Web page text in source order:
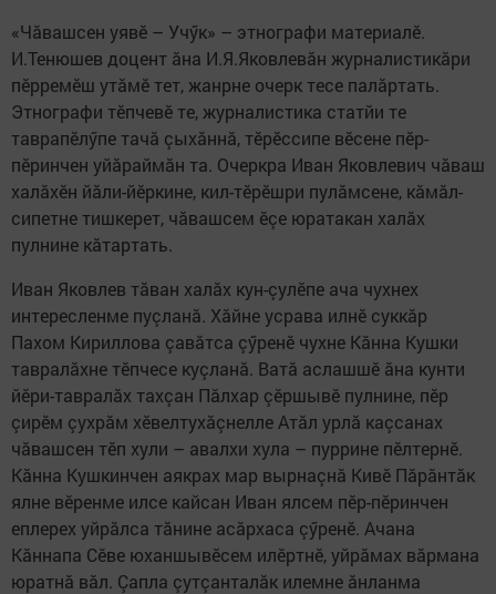
«Чăвашсен уявӗ – Учӳк» – этнографи материалӗ.
И.Тенюшев доцент ăна И.Я.Яковлевăн журналистикăри
пӗрремӗш утăмӗ тет, жанрне очерк тесе палăртать.
Этнографи тӗпчевӗ те, журналистика статйи те
таврапӗлӳпе тачă çыхăннă, тӗрӗссипе вӗсене пӗр-
пӗринчен уйăраймăн та. Очеркра Иван Яковлевич чăваш
халăхӗн йăли-йӗркине, кил-тӗрӗшри пулăмсене, кăмăл-
сипетне тишкерет, чăвашсем ӗçе юратакан халăх
пулнине кăтартать.
Иван Яковлев тăван халăх кун-çулӗпе ача чухнех
интересленме пуçланă. Хăйне усрава илнӗ суккăр
Пахом Кириллова çавăтса çӳренӗ чухне Кăнна Кушки
тавралăхне тӗпчесе куçланă. Ватă аслашшӗ ăна кунти
йӗри-тавралăх тахçан Пăлхар çӗршывӗ пулнине, пӗр
çирӗм çухрăм хӗвелтухăçнелле Атăл урлă каçсанах
чăвашсен тӗп хули – авалхи хула – пуррине пӗлтернӗ.
Кăнна Кушкинчен аякрах мар вырнаçнă Кивӗ Пăрăнтăк
ялне вӗренме илсе кайсан Иван ялсем пӗр-пӗринчен
еплерех уйрăлса тăнине асăрхаса çӳренӗ. Ачана
Кăннапа Сӗве юханшывӗсем илӗртнӗ, уйрăмах вăрмана
юратнă вăл. Çапла çутçанталăк илемне ăнланма